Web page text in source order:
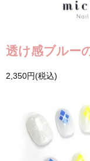
透け感ブルー
2,350円(税込)